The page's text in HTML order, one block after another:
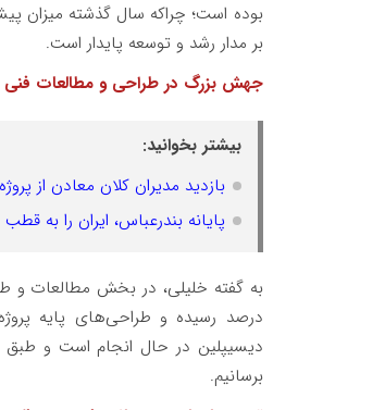
بر مدار رشد و توسعه پایدار است.
جهش بزرگ در طراحی و مطالعات فنی
بیشتر بخوانید:
بازدید مدیران کلان معادن از
پایانه بندرعباس، ایران را به
درصد رسیده و طراحی‌های پایه
دیسیپلین در حال انجام است و طبق
برسانیم.